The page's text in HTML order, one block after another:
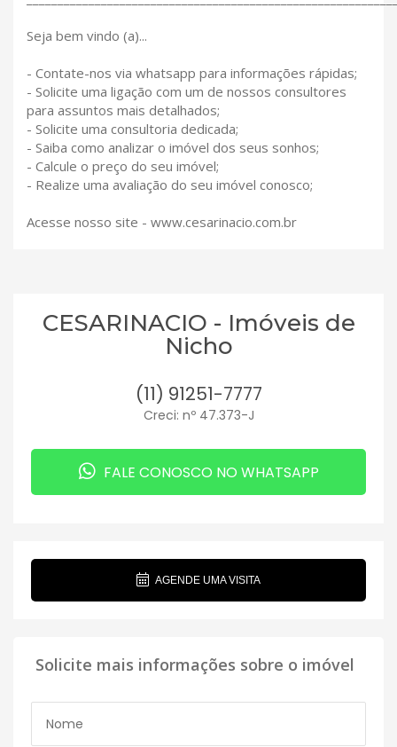
Seja bem vindo (a)...
- Contate-nos via whatsapp para informações rápidas;
- Solicite uma ligação com um de nossos consultores
para assuntos mais detalhados;
- Solicite uma consultoria dedicada;
- Saiba como analizar o imóvel dos seus sonhos;
- Calcule o preço do seu imóvel;
- Realize uma avaliação do seu imóvel conosco;
Acesse nosso site - www.cesarinacio.com.br
CESARINACIO - Imóveis de
Nicho
(11) 91251-7777
Creci: nº 47.373-J
FALE CONOSCO NO WHATSAPP
AGENDE UMA VISITA
Solicite mais informações sobre o imóvel